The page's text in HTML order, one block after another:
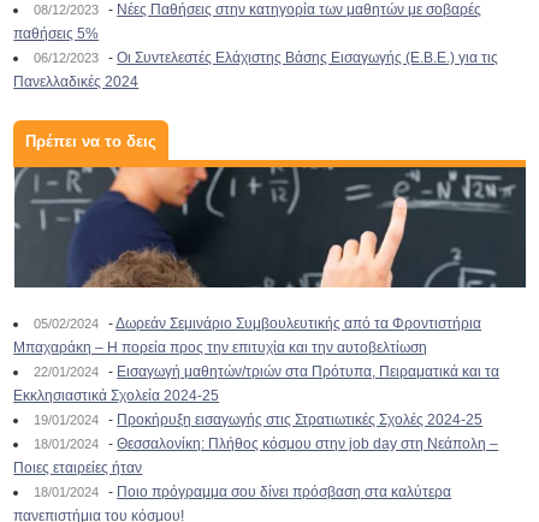
08/12/2023 - Νέες Παθήσεις στην κατηγορία των μαθητών με σοβαρές
παθήσεις 5%
06/12/2023 -Οι Συντελεστές Ελάχιστης Βάσης Εισαγωγής (Ε.Β.Ε.) για τις
Πανελλαδικές 2024
Πρέπει να το δεις
05/02/2024 -Δωρεάν Σεμινάριο Συμβουλευτικής από τα Φροντιστήρια
Μπαχαράκη – Η πορεία προς την επιτυχία και την αυτοβελτίωση
22/01/2024 - Εισαγωγή μαθητών/τριών στα Πρότυπα, Πειραματικά και τα
Εκκλησιαστικά Σχολεία 2024-25
19/01/2024 - Προκήρυξη εισαγωγής στις Στρατιωτικές Σχολές 2024-25
18/01/2024 -Θεσσαλονίκη: Πλήθος κόσμου στην job day στη Νεάπολη –
Ποιες εταιρείες ήταν
18/01/2024 - Ποιο πρόγραμμα σου δίνει πρόσβαση στα καλύτερα
πανεπιστήμια του κόσμου!